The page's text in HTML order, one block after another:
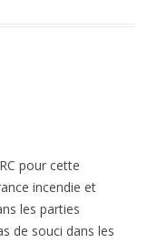
pour cette
incendie et
les parties
de souci dans les